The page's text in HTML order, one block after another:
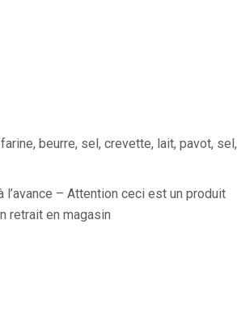
beurre, sel, crevette, lait, pavot, sel,
l’avance – Attention ceci est un produit
retrait en magasin